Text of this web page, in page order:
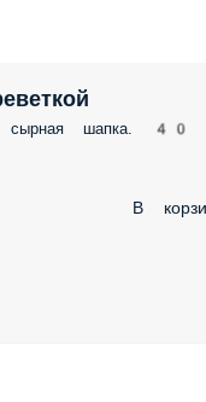
сырная шапка. 40
В